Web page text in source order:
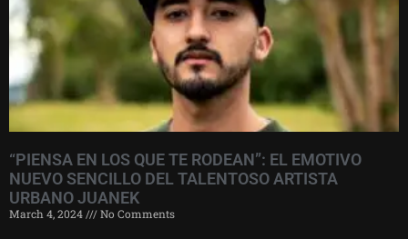
“PIENSA EN LOS QUE TE RODEAN”: EL EMOTIVO
NUEVO SENCILLO DEL TALENTOSO ARTISTA
URBANO JUANEK
March 4, 2024 No Comments